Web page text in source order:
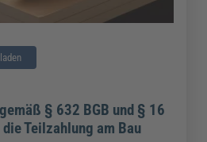
§ 632 BGB und § 16
Teilzahlung am Bau